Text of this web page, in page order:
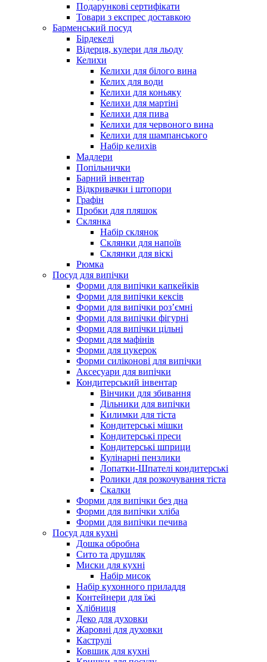
Подарункові сертифікати
Товари з експрес доставкою
Барменський посуд
Бірдекелі
Відерця, кулери для льоду
Келихи
Келихи для білого вина
Келих для води
Келихи для коньяку
Келихи для мартіні
Келихи для пива
Келихи для червоного вина
Келихи для шампанського
Набір келихів
Мадлери
Попільнички
Барний інвентар
Відкривачки і штопори
Графін
Пробки для пляшок
Склянка
Набір склянок
Склянки для напоїв
Склянки для віскі
Рюмка
Посуд для випічки
Форми для випічки капкейків
Форми для випічки кексів
Форми для випічки роз’ємні
Форми для випічки фігурні
Форми для випічки цільні
Форми для мафінів
Форми для цукерок
Форми силіконові для випічки
Аксесуари для випічки
Кондитерський інвентар
Вінчики для збивання
Дільники для випічки
Килимки для тіста
Кондитерські мішки
Кондитерські преси
Кондитерські шприци
Кулінарні пензлики
Лопатки-Шпателі кондитерські
Ролики для розкочування тіста
Скалки
Форми для випічки без дна
Форми для випічки хліба
Форми для випічки печива
Посуд для кухні
Дошка обробна
Сито та друшляк
Миски для кухні
Набір мисок
Набір кухонного приладдя
Контейнери для їжі
Хлібниця
Деко для духовки
Жаровні для духовки
Каструлі
Ковшик для кухні